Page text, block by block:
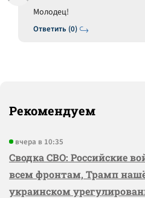
Ответить (0)
Молодец!
Рекомендуем
вчера в 10:35
Сводка СВО: Российские
всем фронтам, Трамп
украинском